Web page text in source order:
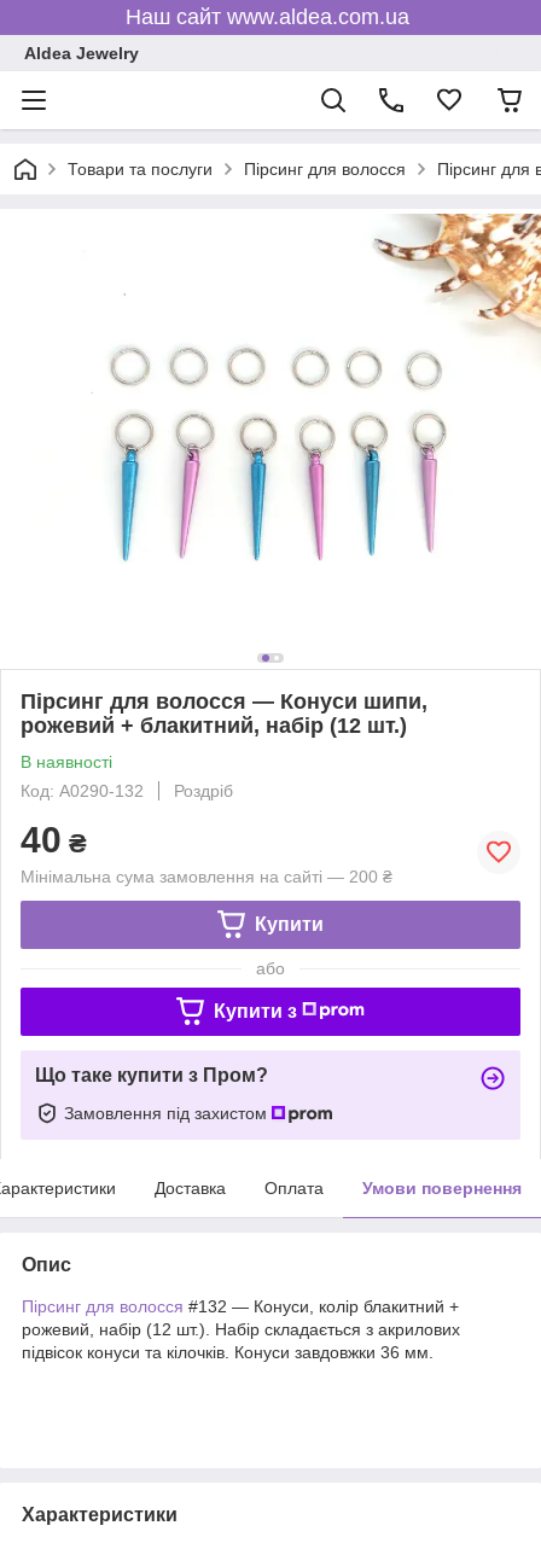
Наш сайт www.aldea.com.ua
Aldea Jewelry
Товари та послуги Пірсинг для волосся Пірсинг для
Пірсинг для волосся — Конуси шипи,
рожевий + блакитний, набір (12 шт.)
В наявності
Код: A0290-132
Роздріб
40 ₴
Мінімальна сума замовлення на сайті — 200 ₴
Купити
або
Купити з
Що таке купити з Пром?
Замовлення під захистом
Доставка Оплата Умови повернення
Опис
Пірсинг для волосся #132 — Конуси, колір блакитний +
рожевий, набір (12 шт.). Набір складається з акрилових
підвісок конуси та кілочків. Конуси завдовжки 36 мм.
Характеристики